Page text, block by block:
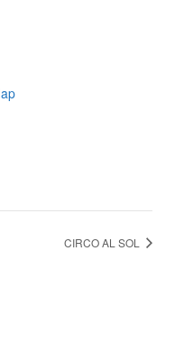
CIRCO AL SOL